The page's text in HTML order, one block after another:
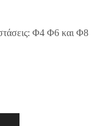
Φ4 Φ6 και Φ8